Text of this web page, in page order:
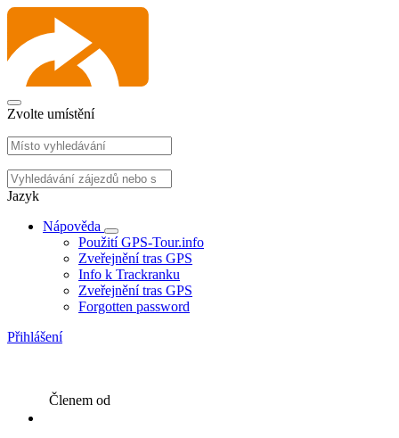
Zvolte umístění
Jazyk
Nápověda
Použití GPS-Tour.info
Zveřejnění tras GPS
Info k Trackranku
Zveřejnění tras GPS
Forgotten password
Přihlášení
Členem od